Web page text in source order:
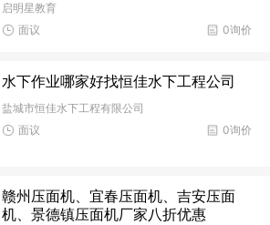
启明星教育
0询价
面议
水下作业哪家好找恒佳水下工程公司
盐城市恒佳水下工程有限公司
0询价
面议
赣州压面机、宜春压面机、吉安压面
机、景德镇压面机厂家八折优惠